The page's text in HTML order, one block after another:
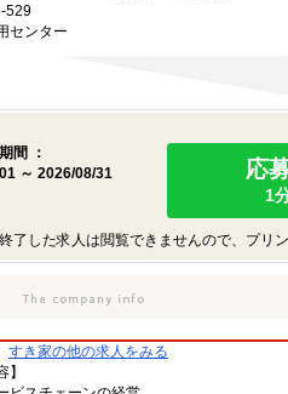
529
センター
間 ：
～ 2026/08/31
応
1
了した求人は閲覧できませんので、プリ
すき家の他の求人をみる
】